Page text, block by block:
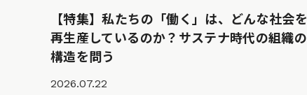
【特集】私たちの「働く」は、どんな社会を
再生産しているのか？サステナ時代の組織の
構造を問う
2026.07.22